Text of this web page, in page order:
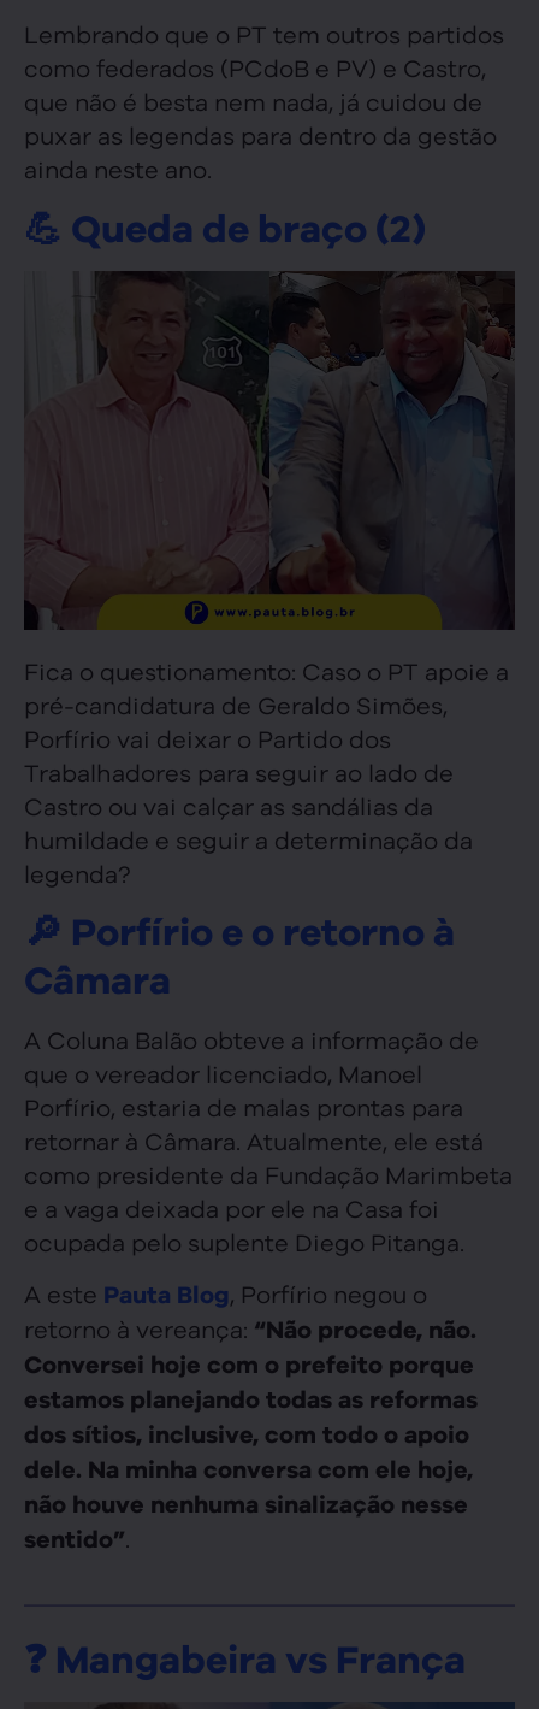
Lembrando que o PT tem outros partidos
como federados (PCdoB e PV) e Castro,
que não é besta nem nada, já cuidou de
puxar as legendas para dentro da gestão
ainda neste ano.
💪 Queda de braço (2)
Fica o questionamento: Caso o PT apoie a
pré-candidatura de Geraldo Simões,
Porfírio vai deixar o Partido dos
Trabalhadores para seguir ao lado de
Castro ou vai calçar as sandálias da
humildade e seguir a determinação da
legenda?
🔎 Porfírio e o retorno à
Câmara
A Coluna Balão obteve a informação de
que o vereador licenciado, Manoel
Porfírio, estaria de malas prontas para
retornar à Câmara. Atualmente, ele está
como presidente da Fundação Marimbeta
e a vaga deixada por ele na Casa foi
ocupada pelo suplente Diego Pitanga.
A este Pauta Blog, Porfírio negou o
retorno à vereança: “Não procede, não.
Conversei hoje com o prefeito porque
estamos planejando todas as reformas
dos sítios, inclusive, com todo o apoio
dele. Na minha conversa com ele hoje,
não houve nenhuma sinalização nesse
sentido”.
❓ Mangabeira vs França